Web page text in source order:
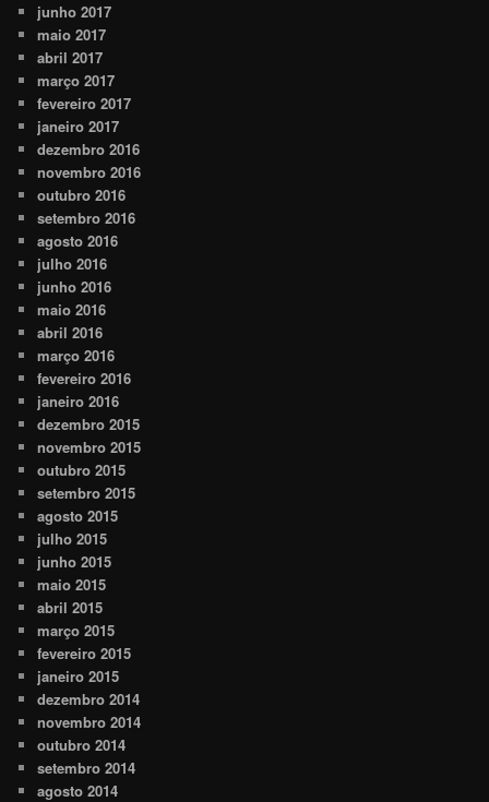
junho 2017
maio 2017
abril 2017
março 2017
fevereiro 2017
janeiro 2017
dezembro 2016
novembro 2016
outubro 2016
setembro 2016
agosto 2016
julho 2016
junho 2016
maio 2016
abril 2016
março 2016
fevereiro 2016
janeiro 2016
dezembro 2015
novembro 2015
outubro 2015
setembro 2015
agosto 2015
julho 2015
junho 2015
maio 2015
abril 2015
março 2015
fevereiro 2015
janeiro 2015
dezembro 2014
novembro 2014
outubro 2014
setembro 2014
agosto 2014